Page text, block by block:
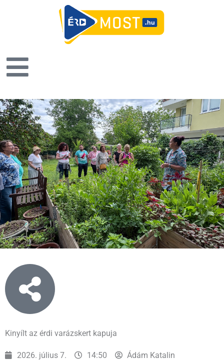
Kinyílt az érdi varázskert kapuja
2026. július 7. 14:50 Ádám Katalin